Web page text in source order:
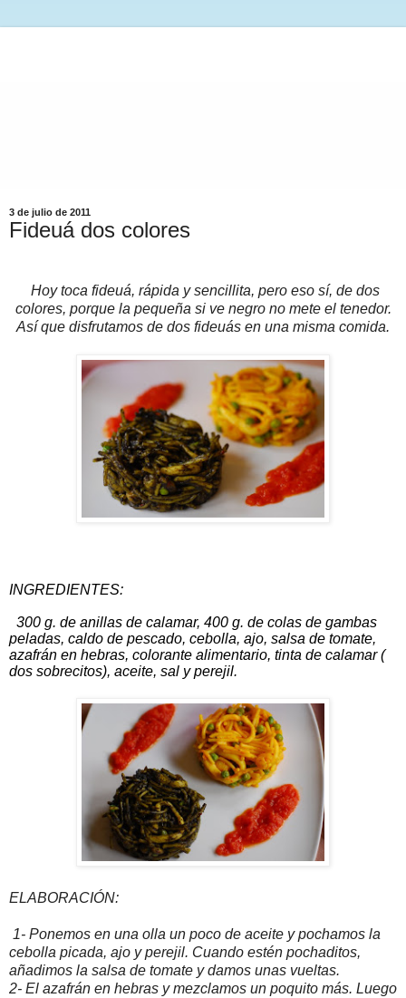
3 de julio de 2011
Fideuá dos colores
Hoy toca fideuá, rápida y sencillita, pero eso sí, de dos
colores, porque la pequeña si ve negro no mete el tenedor.
Así que disfrutamos de dos fideuás en una misma comida.
INGREDIENTES:
300 g. de anillas de calamar, 400 g. de colas de gambas
peladas, caldo de pescado, cebolla, ajo, salsa de tomate,
azafrán en hebras, colorante alimentario, tinta de calamar (
dos sobrecitos), aceite, sal y perejil.
ELABORACIÓN:
1- Ponemos en una olla un poco de aceite y pochamos la
cebolla picada, ajo y perejil. Cuando estén pochaditos,
añadimos la salsa de tomate y damos unas vueltas.
2- El azafrán en hebras y mezclamos un poquito más. Luego